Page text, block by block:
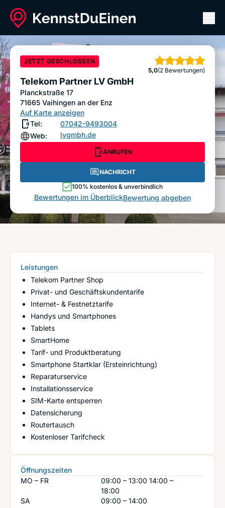
Telekom Partner LV GmbH
ANRUFEN NACHRICHT
JETZT GESCHLOSSEN
5,0
Sterne
(2 Bewertungen)
Telekom Partner LV GmbH
Planckstraße 17
71665 Vaihingen an der Enz
Auf Karte anzeigen
Tel:
07042-9493004
Web:
lvgmbh.de
ANRUFEN
NACHRICHT
100% kostenlos & unverbindlich
Bewertungen im ÜberblickBewertung abgeben
Leistungen
Telekom Partner Shop
Privat- und Geschäftskundentarife
Internet- & Festnetztarife
Handys und Smartphones
Tablets
SmartHome
Tarif- und Produktberatung
Smartphone Startklar (Ersteinrichtung)
Reparaturservice
Installationsservice
SIM-Karte entsperren
Datensicherung
Routertausch
Kostenloser Tarifcheck
Öffnungszeiten
MO – FR
09:00 – 13:00 14:00 –
18:00
SA
09:00 – 14:00